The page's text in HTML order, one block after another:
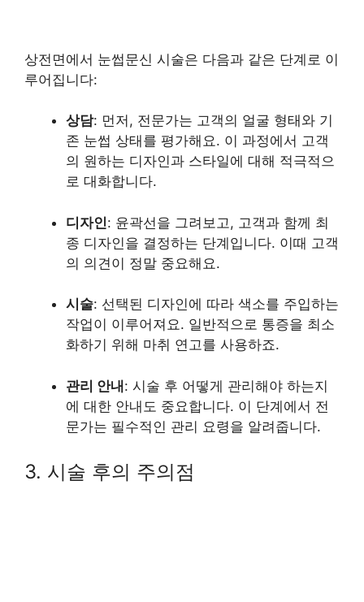
상전면에서 눈썹문신 시술은 다음과 같은 단계로 이
루어집니다:
상담: 먼저, 전문가는 고객의 얼굴 형태와 기
존 눈썹 상태를 평가해요. 이 과정에서 고객
의 원하는 디자인과 스타일에 대해 적극적으
로 대화합니다.
디자인: 윤곽선을 그려보고, 고객과 함께 최
종 디자인을 결정하는 단계입니다. 이때 고객
의 의견이 정말 중요해요.
시술: 선택된 디자인에 따라 색소를 주입하는
작업이 이루어져요. 일반적으로 통증을 최소
화하기 위해 마취 연고를 사용하죠.
관리 안내: 시술 후 어떻게 관리해야 하는지
에 대한 안내도 중요합니다. 이 단계에서 전
문가는 필수적인 관리 요령을 알려줍니다.
3. 시술 후의 주의점